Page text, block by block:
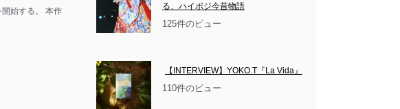
始する。 本作
る、ハイポジ今昔物語
125件のビュー
【INTERVIEW】YOKO.T『La Vida』
110件のビュー